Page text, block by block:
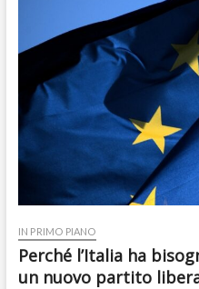
IN PRIMO PIANO
Perché l’Italia ha
un nuovo partito